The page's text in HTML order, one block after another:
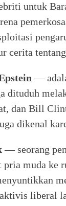
untuk
cerita
—
dituduh
dan Bill
dikenal
— seorang
muda ke
liberal